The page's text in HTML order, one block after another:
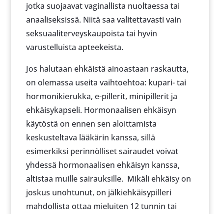
jotka suojaavat vaginallista nuoltaessa tai
anaaliseksissä. Niitä saa valitettavasti vain
seksuaaliterveyskaupoista tai hyvin
varustelluista apteekeista.
Jos halutaan ehkäistä ainoastaan raskautta,
on olemassa useita vaihtoehtoa: kupari- tai
hormonikierukka, e-pillerit, minipillerit ja
ehkäisykapseli. Hormonaalisen ehkäisyn
käytöstä on ennen sen aloittamista
keskusteltava lääkärin kanssa, sillä
esimerkiksi perinnölliset sairaudet voivat
yhdessä hormonaalisen ehkäisyn kanssa,
altistaa muille sairauksille. Mikäli ehkäisy on
joskus unohtunut, on jälkiehkäisypilleri
mahdollista ottaa mieluiten 12 tunnin tai